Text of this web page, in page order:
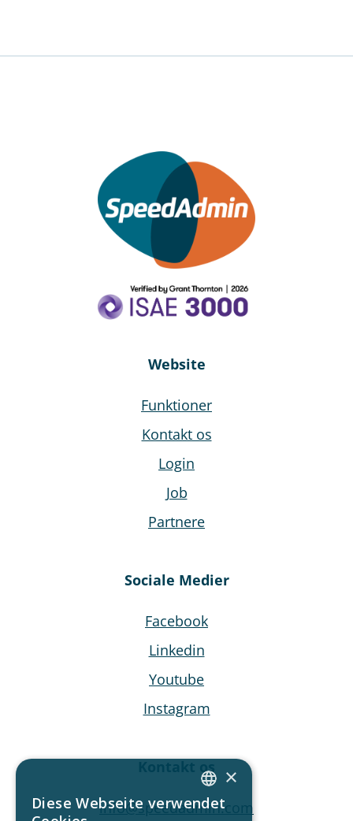
Website
Funktioner
Kontakt os
Login
Job
Partnere
Sociale Medier
Facebook
Linkedin
Youtube
Instagram
Kontakt os
info@speedadmin.com
ENGLISH
×
Diese Webseite verwendet